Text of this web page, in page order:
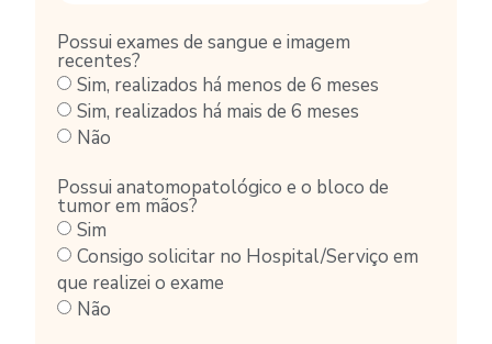
Possui exames de sangue e imagem
recentes?
Sim, realizados há menos de 6 meses
Sim, realizados há mais de 6 meses
Não
Possui anatomopatológico e o bloco de
tumor em mãos?
Sim
Consigo solicitar no Hospital/Serviço em
que realizei o exame
Não